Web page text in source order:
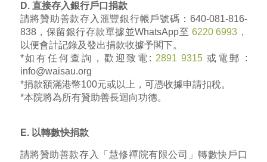
D. 直接存入銀行戶口捐款
請將贊助善款存入滙豐銀行帳戶號碼：640-081-816-
838，保留銀行存款單據並WhatsApp至 6220 6993 ，
以便會計記錄及發出捐款收據予閣下。
*如有任何查詢，歡迎致電: 2891 9315 或電郵 :
info@waisau.org
*捐款額滿港幣100元或以上，可憑收據申請扣稅。
*本院將為所有贊助善長迴向功德。
E. 以轉數快捐款
請將贊助善款存入「慧修禪院有限公司」轉數快戶口